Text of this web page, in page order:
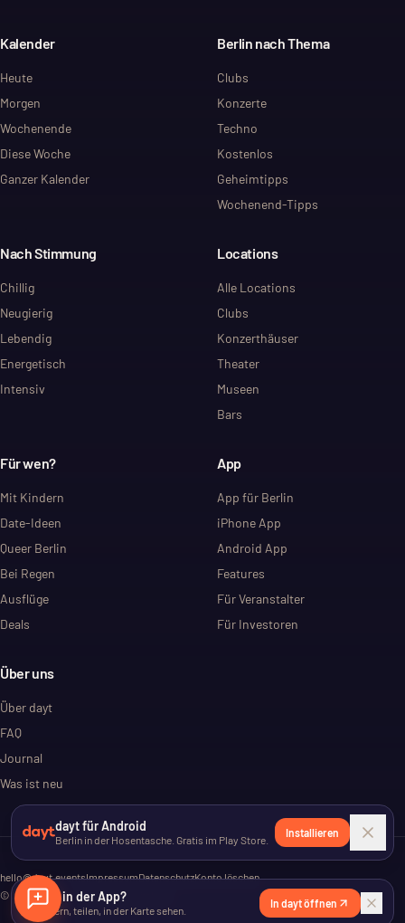
Lieber in der App?
Speichern, teilen, in der Karte sehen.
In dayt öffnen
Kalender
Heute
Morgen
Wochenende
Diese Woche
Ganzer Kalender
Berlin nach Thema
Clubs
Konzerte
Techno
Kostenlos
Geheimtipps
Wochenend-Tipps
Nach Stimmung
Chillig
Neugierig
Lebendig
Energetisch
Intensiv
Locations
Alle Locations
Clubs
Konzerthäuser
Theater
Museen
Bars
Für wen?
Mit Kindern
Date-Ideen
Queer Berlin
Bei Regen
Ausflüge
Deals
App
App für Berlin
iPhone App
Android App
Features
Für Veranstalter
Für Investoren
Über uns
Über dayt
FAQ
Journal
Was ist neu
hello@dayt.eventsImpressumDatenschutzKonto löschen
© 2026 dayt. Alle Rechte vorbehalten.
dayt für Android
Berlin in der Hosentasche. Gratis im Play Store.
Installieren